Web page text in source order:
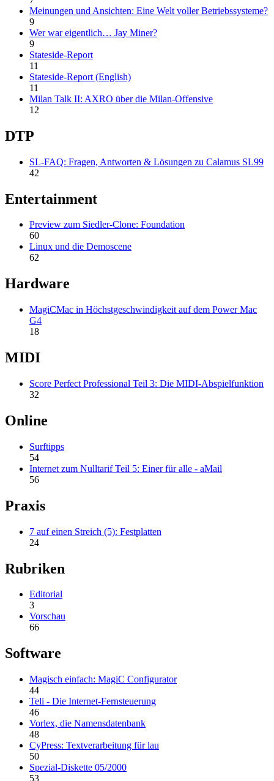
Meinungen und Ansichten: Eine Welt voller Betriebssysteme?
9
Wer war eigentlich… Jay Miner?
9
Stateside-Report
11
Stateside-Report (English)
11
Milan Talk II: AXRO über die Milan-Offensive
12
DTP
SL-FAQ: Fragen, Antworten & Lösungen zu Calamus SL99
42
Entertainment
Preview zum Siedler-Clone: Foundation
60
Linux und die Demoscene
62
Hardware
MagiCMac in Höchstgeschwindigkeit auf dem Power Mac
G4
18
MIDI
Score Perfect Professional Teil 3: Die MIDI-Abspielfunktion
32
Online
Surftipps
54
Internet zum Nulltarif Teil 5: Einer für alle - aMail
56
Praxis
7 auf einen Streich (5): Festplatten
24
Rubriken
Editorial
3
Vorschau
66
Software
Magisch einfach: MagiC Configurator
44
Teli - Die Internet-Fernsteuerung
46
Vorlex, die Namensdatenbank
48
CyPress: Textverarbeitung für lau
50
Spezial-Diskette 05/2000
53